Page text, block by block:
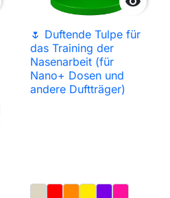
🌷 Duftende Tulpe für
das Training der
Nasenarbeit (für
Nano+ Dosen und
andere Duftträger)